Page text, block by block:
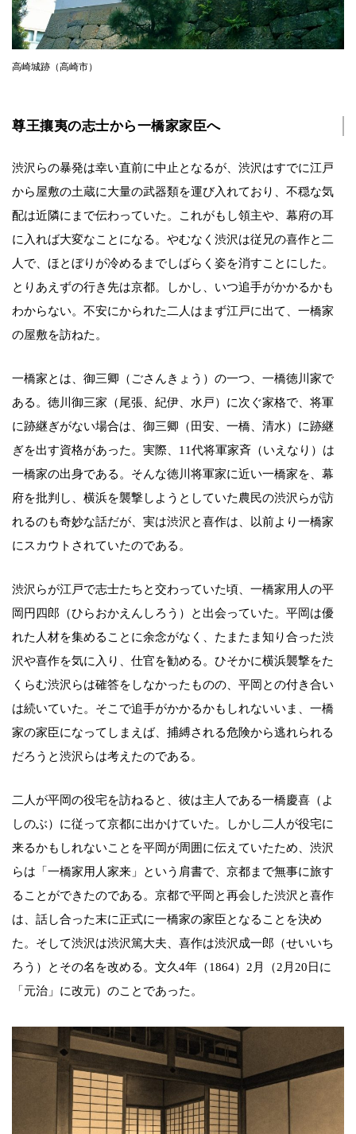
高崎城跡（高崎市）
尊王攘夷の志士から一橋家家臣へ
渋沢らの暴発は幸い直前に中止となるが、渋沢はすでに江戸
から屋敷の土蔵に大量の武器類を運び入れており、不穏な気
配は近隣にまで伝わっていた。これがもし領主や、幕府の耳
に入れば大変なことになる。やむなく渋沢は従兄の喜作と二
人で、ほとぼりが冷めるまでしばらく姿を消すことにした。
とりあえずの行き先は京都。しかし、いつ追手がかかるかも
わからない。不安にかられた二人はまず江戸に出て、一橋家
の屋敷を訪ねた。
一橋家とは、御三卿（ごさんきょう）の一つ、一橋徳川家で
ある。徳川御三家（尾張、紀伊、水戸）に次ぐ家格で、将軍
に跡継ぎがない場合は、御三卿（田安、一橋、清水）に跡継
ぎを出す資格があった。実際、11代将軍家斉（いえなり）は
一橋家の出身である。そんな徳川将軍家に近い一橋家を、幕
府を批判し、横浜を襲撃しようとしていた農民の渋沢らが訪
れるのも奇妙な話だが、実は渋沢と喜作は、以前より一橋家
にスカウトされていたのである。
渋沢らが江戸で志士たちと交わっていた頃、一橋家用人の平
岡円四郎（ひらおかえんしろう）と出会っていた。平岡は優
れた人材を集めることに余念がなく、たまたま知り合った渋
沢や喜作を気に入り、仕官を勧める。ひそかに横浜襲撃をた
くらむ渋沢らは確答をしなかったものの、平岡との付き合い
は続いていた。そこで追手がかかるかもしれないいま、一橋
家の家臣になってしまえば、捕縛される危険から逃れられる
だろうと渋沢らは考えたのである。
二人が平岡の役宅を訪ねると、彼は主人である一橋慶喜（よ
しのぶ）に従って京都に出かけていた。しかし二人が役宅に
来るかもしれないことを平岡が周囲に伝えていたため、渋沢
らは「一橋家用人家来」という肩書で、京都まで無事に旅す
ることができたのである。京都で平岡と再会した渋沢と喜作
は、話し合った末に正式に一橋家の家臣となることを決め
た。そして渋沢は渋沢篤大夫、喜作は渋沢成一郎（せいいち
ろう）とその名を改める。文久4年（1864）2月（2月20日に
「元治」に改元）のことであった。